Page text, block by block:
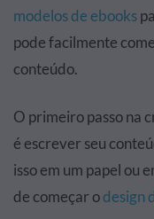
modelos de ebooks
pode facilmente
conteúdo.
O primeiro passo na
é escrever seu
isso em um papel ou
de começar odesign